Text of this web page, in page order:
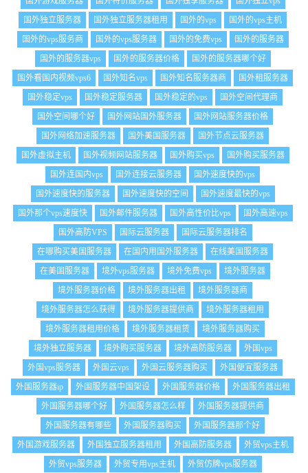
国外独立服务器
国外独立服务器租用 国外的vps
国外的vps主机
国外的vps服务商
国外的vps服务器 国外的免费vps
国外的服务器
国外的服务器vps
国外的服务器价格
国外的服务器哪个好
国外看国内视频vps6
国外知名vps 国外知名服务器商
国外租服务器
国外稳定vps
国外稳定服务器 国外稳定的vps
国外空间代理商
国外空间哪个好
国外网站国外服务器
国外网站服务器价格
国外网络加速服务器
国外美国服务器
国外节点云服务器
国外虚拟主机
国外视频网站服务器 国外购买vps
国外购买服务器
国外连国内vps
国外连接云服务器
国外速度快的vps
国外速度快的服务器
国外速度快的空间
国外速度最快的vps
国外那个vps速度快
国外邮件服务器 国外高性价比vps
国外高速vps
国外高防VPS
国际云服务器
国际云服务器排名
在哪购买美国服务器
在国内用国外服务器
在线美国服务器
在美国服务器
境外vps服务器 境外免费vps
境外服务器
境外服务器价格
境外服务器出租
境外服务器商
境外服务器怎么获得
境外服务器提供商
境外服务器租用
境外服务器租用价格
境外服务器租赁
境外服务器购买
境外独立服务器
境外购买服务器 境外高防服务器
外国vps
外国vps服务器
外国云vps 外国云服务器购买
外国便宜服务器
外国服务器ip
外国服务器中国架设 外国服务器价格
外国服务器出租
外国服务器哪个好
外国服务器怎么样
外国服务器提供商
外国服务器有哪些
外国服务器购买
外国服务器那个好
外国游戏服务器
外国独立服务器租用 外国高防服务器
外贸vps主机
外贸vps服务器
外贸专用vps主机
外贸仿牌vps服务器